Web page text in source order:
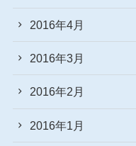
2016年4月
2016年3月
2016年2月
2016年1月